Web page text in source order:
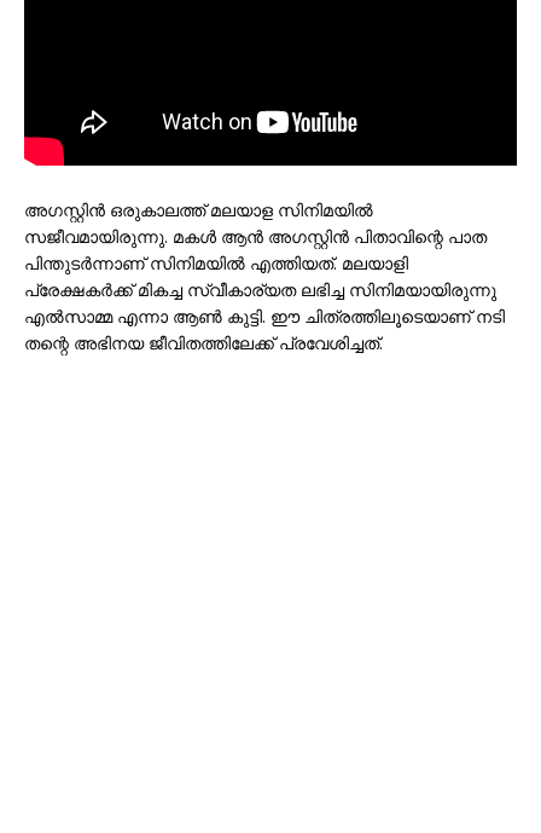
അഗസ്റ്റിൻ ഒരുകാലത്ത് മലയാള സിനിമയിൽ
സജീവമായിരുന്നു. മകൾ ആൻ അഗസ്റ്റിൻ പിതാവിന്റെ പാത
പിന്തുടർന്നാണ് സിനിമയില്‍ എത്തിയത്. മലയാളി
പ്രേക്ഷകർക്ക് മികച്ച സ്വീകാര്യത ലഭിച്ച സിനിമയായിരുന്നു
എൽസാമ്മ എന്നാ ആണ്‍ കുട്ടി. ഈ ചിത്രത്തിലൂടെയാണ് നടി
തന്റെ അഭിനയ ജീവിതത്തിലേക്ക് പ്രവേശിച്ചത്.